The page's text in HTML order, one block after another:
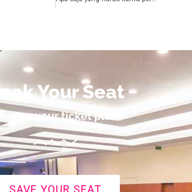
Your Seat
your ticket plan
SAVE YOUR SEAT